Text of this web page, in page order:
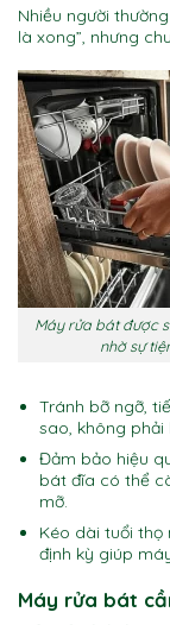
Nhiều người
là xong”, nhưng
Máy rửa bát được
nhờ sự
Tránh bỡ ngỡ,
sao, không
Đảm bảo hiệu
bát đĩa có thể
mỡ.
Kéo dài tuổi thọ
định kỳ giúp
Máy rửa bát